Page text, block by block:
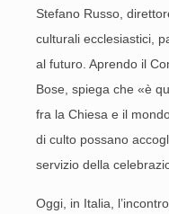
Stefano Russo,
culturali ecclesiastici,
al futuro. Aprendo il
Bose, spiega che «è
fra la Chiesa e il
di culto possano
servizio della
Oggi, in Italia,